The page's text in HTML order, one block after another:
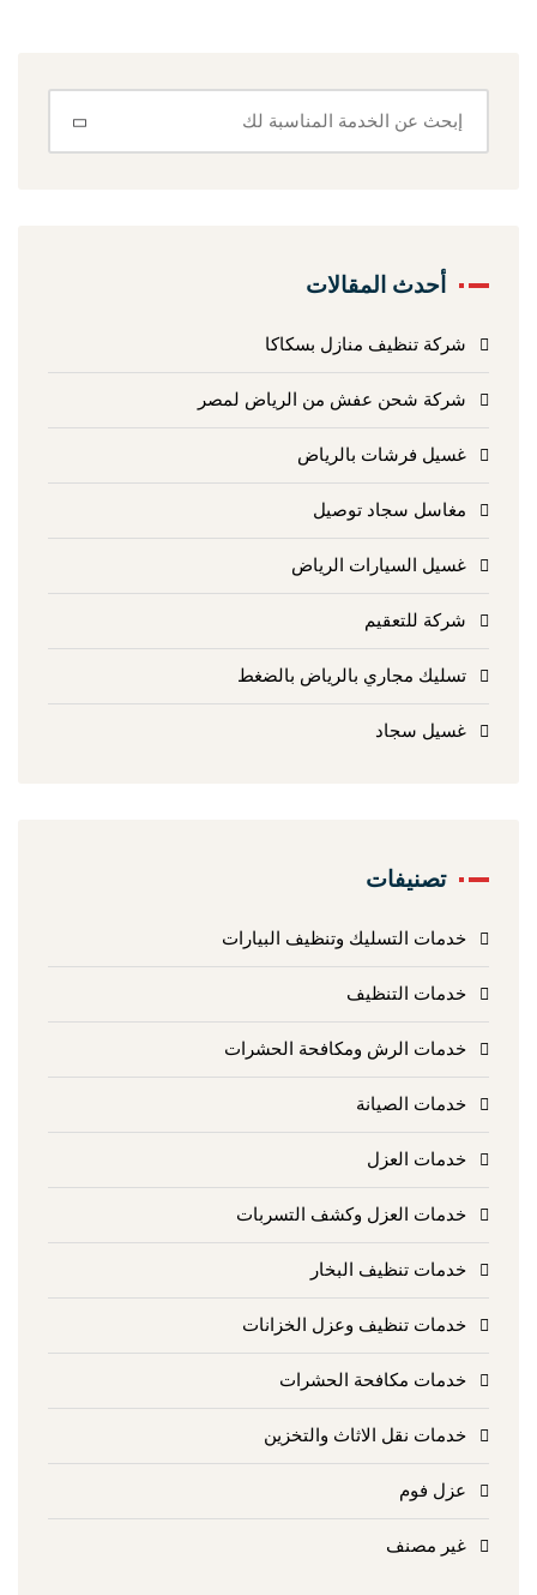
أحدث المقالات
شركة تنظيف منازل بسكاكا
شركة شحن عفش من الرياض لمصر
غسيل فرشات بالرياض
مغاسل سجاد توصيل
غسيل السيارات الرياض
شركة للتعقيم
تسليك مجاري بالرياض بالضغط
غسيل سجاد
تصنيفات
خدمات التسليك وتنظيف البيارات
خدمات التنظيف
خدمات الرش ومكافحة الحشرات
خدمات الصيانة
خدمات العزل
خدمات العزل وكشف التسربات
خدمات تنظيف البخار
خدمات تنظيف وعزل الخزانات
خدمات مكافحة الحشرات
خدمات نقل الاثاث والتخزين
عزل فوم
غير مصنف